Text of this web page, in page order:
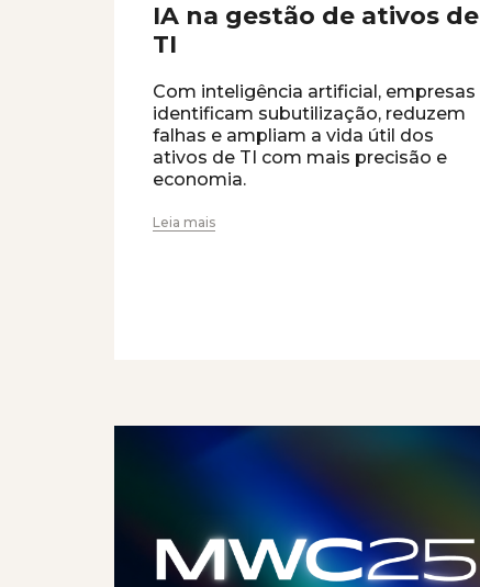
IA na gestão de ativos de
TI
Com inteligência artificial, empresas
identificam subutilização, reduzem
falhas e ampliam a vida útil dos
ativos de TI com mais precisão e
economia.
Leia mais